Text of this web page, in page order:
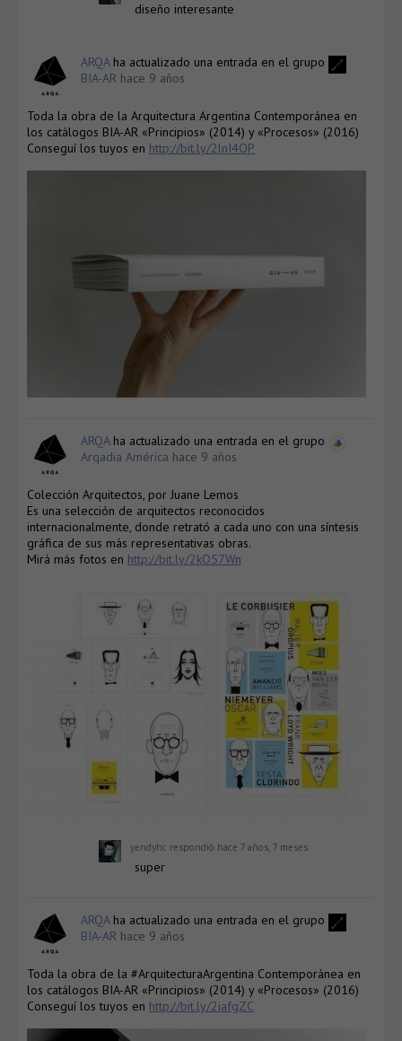
diseño interesante
ARQAha actualizado una entrada en el grupo
BIA-AR hace 9 años
Toda la obra de la Arquitectura Argentina Contemporánea en
los catálogos BIA-AR «Principios» (2014) y «Procesos» (2016)
Conseguí los tuyos en http://bit.ly/2lnI4OP
ARQAha actualizado una entrada en el grupo
Arqadia América hace 9 años
Colección Arquitectos, por Juane Lemos
Es una selección de arquitectos reconocidos
internacionalmente, donde retrató a cada uno con una síntesis
gráfica de sus más representativas obras.
Mirá más fotos en http://bit.ly/2kO57Wn
yendyhc respondió hace 7 años, 7 meses
super
ARQAha actualizado una entrada en el grupo
BIA-AR hace 9 años
Toda la obra de la #ArquitecturaArgentina Contemporánea en
los catálogos BIA-AR «Principios» (2014) y «Procesos» (2016)
Conseguí los tuyos en http://bit.ly/2iafgZC